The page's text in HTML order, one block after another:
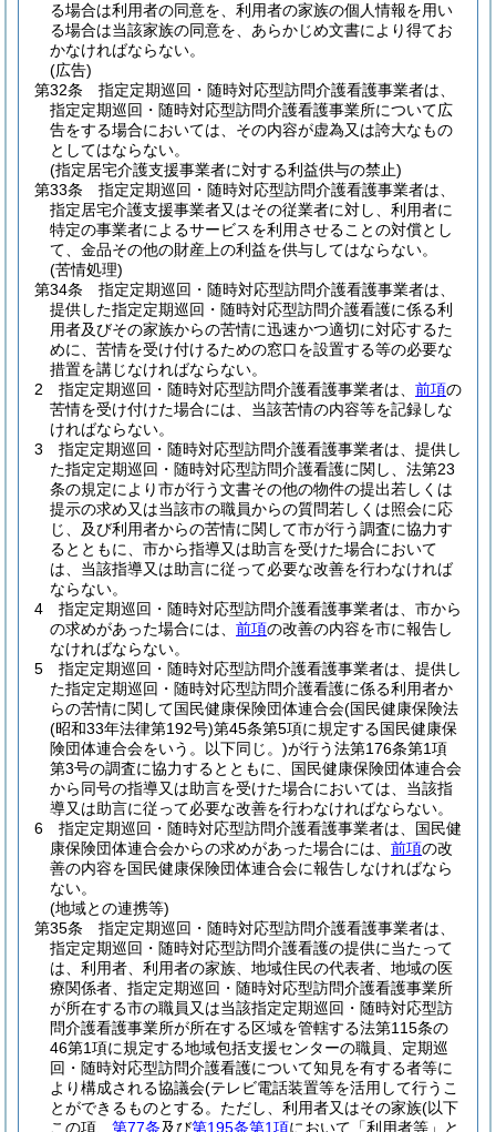
る場合は利用者の同意を、利用者の家族の個人情報を用い
る場合は当該家族の同意を、あらかじめ文書により得てお
かなければならない。
(広告)
第32条
指定定期巡回・随時対応型訪問介護看護事業者は、
指定定期巡回・随時対応型訪問介護看護事業所について広
告をする場合においては、その内容が虚為又は誇大なもの
としてはならない。
(指定居宅介護支援事業者に対する利益供与の禁止)
第33条
指定定期巡回・随時対応型訪問介護看護事業者は、
指定居宅介護支援事業者又はその従業者に対し、利用者に
特定の事業者によるサービスを利用させることの対償とし
て、金品その他の財産上の利益を供与してはならない。
(苦情処理)
第34条
指定定期巡回・随時対応型訪問介護看護事業者は、
提供した指定定期巡回・随時対応型訪問介護看護に係る利
用者及びその家族からの苦情に迅速かつ適切に対応するた
めに、苦情を受け付けるための窓口を設置する等の必要な
措置を講じなければならない。
2
指定定期巡回・随時対応型訪問介護看護事業者は、 前項の
苦情を受け付けた場合には、当該苦情の内容等を記録しな
ければならない。
3
指定定期巡回・随時対応型訪問介護看護事業者は、提供し
た指定定期巡回・随時対応型訪問介護看護に関し、法第23
条の規定により市が行う文書その他の物件の提出若しくは
提示の求め又は当該市の職員からの質問若しくは照会に応
じ、及び利用者からの苦情に関して市が行う調査に協力す
るとともに、市から指導又は助言を受けた場合において
は、当該指導又は助言に従って必要な改善を行わなければ
ならない。
4
指定定期巡回・随時対応型訪問介護看護事業者は、市から
の求めがあった場合には、 前項の改善の内容を市に報告し
なければならない。
5
指定定期巡回・随時対応型訪問介護看護事業者は、提供し
た指定定期巡回・随時対応型訪問介護看護に係る利用者か
らの苦情に関して国民健康保険団体連合会(国民健康保険法
(昭和33年法律第192号)第45条第5項に規定する国民健康保
険団体連合会をいう。以下同じ。)が行う法第176条第1項
第3号の調査に協力するとともに、国民健康保険団体連合会
から同号の指導又は助言を受けた場合においては、当該指
導又は助言に従って必要な改善を行わなければならない。
6
指定定期巡回・随時対応型訪問介護看護事業者は、国民健
康保険団体連合会からの求めがあった場合には、 前項の改
善の内容を国民健康保険団体連合会に報告しなければなら
ない。
(地域との連携等)
第35条
指定定期巡回・随時対応型訪問介護看護事業者は、
指定定期巡回・随時対応型訪問介護看護の提供に当たって
は、利用者、利用者の家族、地域住民の代表者、地域の医
療関係者、指定定期巡回・随時対応型訪問介護看護事業所
が所在する市の職員又は当該指定定期巡回・随時対応型訪
問介護看護事業所が所在する区域を管轄する法第115条の
46第1項に規定する地域包括支援センターの職員、定期巡
回・随時対応型訪問介護看護について知見を有する者等に
より構成される協議会(テレビ電話装置等を活用して行うこ
とができるものとする。ただし、利用者又はその家族(以下
この項、 第77条及び第195条第1項において「利用者等」と